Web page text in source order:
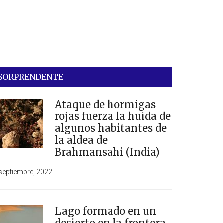
Ataque de hormigas
rojas fuerza la huida de
algunos habitantes de
la aldea de
Brahmansahi (India)
2022
Lago formado en un